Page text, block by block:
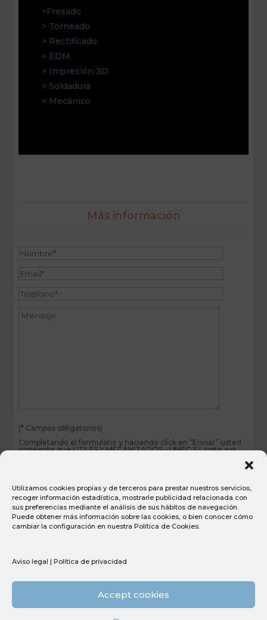
Utilizamos cookies propias y de terceros para prestar nuestros servicios,
recoger información estadística, mostrarle publicidad relacionada con
sus preferencias mediante el análisis de sus hábitos de navegación.
Puede obtener más información sobre las cookies, o bien conocer cómo
cambiar la configuración en nuestra Política de Cookies.
Aviso legal | Política de privacidad
Accept cookies
>Fresado
> Torneado
> Rectificado
> EDM
> Impresión 3D
> Soldadura
> Mecánico
Más información
(* Campos obligatorios)
Completando el formulario y haciendo click en “Enviar” usted
consiente que ÚTILES Y MECANIZADOS - UMEC S.L trate sus
Deseo recibir información periódica sobre los servicios y
actividades del responsable por correo electrónico.
© Copyright 2026 Umec All Rights Reserved
Canal ético
Política de cookies